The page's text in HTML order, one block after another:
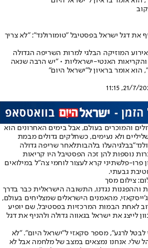
את דגל ישראל בפסטיבל "טומורולנד": "לא צריך
המוזיקה הבלגי למרות השריפה הגדולה
האנטי-ישראליות • "יש הרבה שנאה
הוא אומר בראיון ל"ישראל היום"
21/7/2025,
והמוכרים בעולם, אבל בימים האחרונים הוא
ולא נעימים, כשחלקים גדולים מבמת
בבלגיהעלו בלהבותלאחר שריפה גדולה
נוספות להן זכה הפסטיבל היו קריאות
פרו-פלשתיני קרא לעצור לוחמי צה"ל במילואים
גבעתי.
צילום מסך
וההפגנות נגדנו, התשובה הישראלית כבר בדרך
סקאזי, מהאמנים הישראלים שמצליחים בעולם,
לאחת הבמות המרכזיות בפסטיבל, שם יופיע
לייצג את ישראל בגאווה גדולה ולהניף את דגל
לרגע", מספר סקאזי ל"ישראל היום". "לא
שלי. אנחנו נמצאים במצב של מלחמה אבל לא